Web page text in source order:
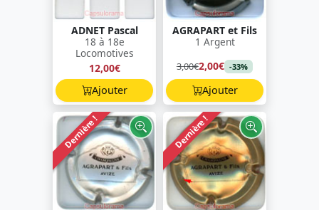
ADNET Pascal
18 à 18e
Locomotives
12,00€
Ajouter
AGRAPART et Fils
1 Argent
3,00€2,00€ -33%
Ajouter
Dernière ! Dernière !